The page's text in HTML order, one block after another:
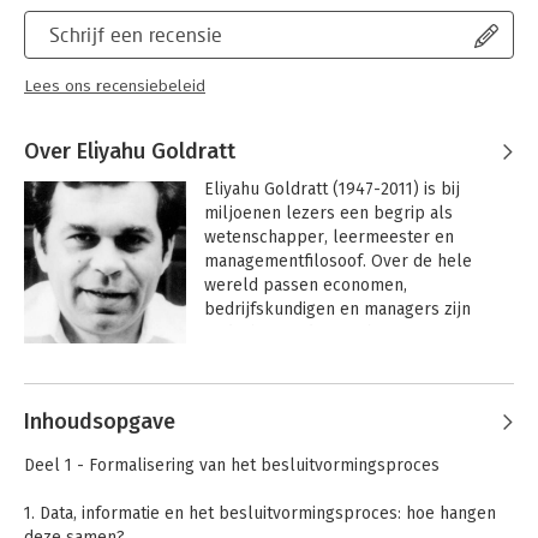
Schrijf een recensie
Lees ons recensiebeleid
Over Eliyahu Goldratt
Eliyahu Goldratt (1947-2011) is bij
miljoenen lezers een begrip als
wetenschapper, leermeester en
managementfilosoof. Over de hele
wereld passen economen,
bedrijfskundigen en managers zijn
erkend als baanbreker in de
Andere boeken door Eliyahu
Goldratt
Inhoudsopgave
Deel 1 - Formalisering van het besluitvormingsproces
1. Data, informatie en het besluitvormingsproces: hoe hangen